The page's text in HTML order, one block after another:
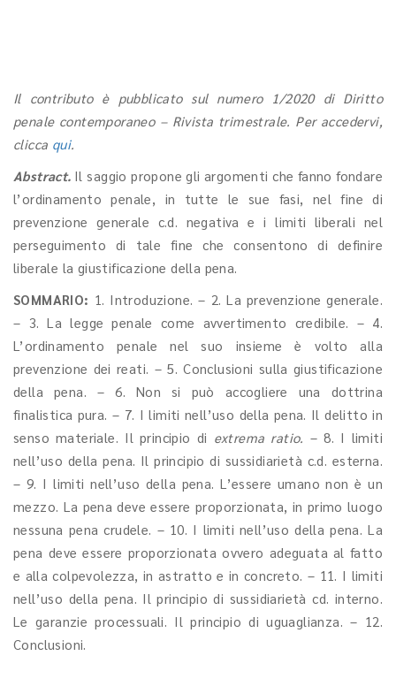
Il contributo è pubblicato sul numero 1/2020 di Diritto
penale contemporaneo – Rivista trimestrale. Per accedervi,
clicca qui.
Abstract. Il saggio propone gli argomenti che fanno fondare
l’ordinamento penale, in tutte le sue fasi, nel fine di
prevenzione generale c.d. negativa e i limiti liberali nel
perseguimento di tale fine che consentono di definire
liberale la giustificazione della pena.
SOMMARIO: 1. Introduzione. – 2. La prevenzione generale.
– 3. La legge penale come avvertimento credibile. – 4.
L’ordinamento penale nel suo insieme è volto alla
prevenzione dei reati. – 5. Conclusioni sulla giustificazione
della pena. – 6. Non si può accogliere una dottrina
finalistica pura. – 7. I limiti nell’uso della pena. Il delitto in
senso materiale. Il principio di extrema ratio. – 8. I limiti
nell’uso della pena. Il principio di sussidiarietà c.d. esterna.
– 9. I limiti nell’uso della pena. L’essere umano non è un
mezzo. La pena deve essere proporzionata, in primo luogo
nessuna pena crudele. – 10. I limiti nell’uso della pena. La
pena deve essere proporzionata ovvero adeguata al fatto
e alla colpevolezza, in astratto e in concreto. – 11. I limiti
nell’uso della pena. Il principio di sussidiarietà cd. interno.
Le garanzie processuali. Il principio di uguaglianza. – 12.
Conclusioni.